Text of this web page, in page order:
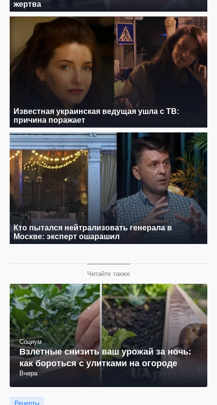
Читайте также
Социум
Взлетные снизить ваш урожай за ночь:
как бороться с улитками на огороде
Вчера
Рецепты